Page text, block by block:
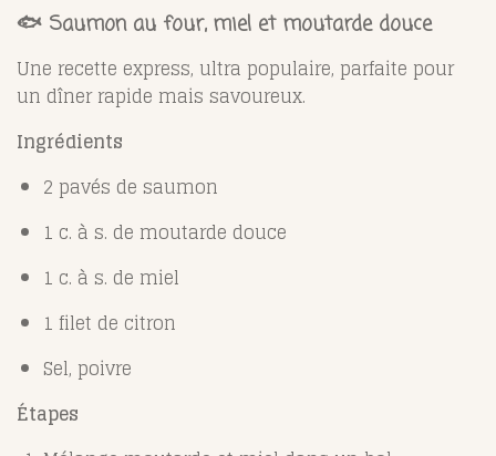
🐟 Saumon au four, miel et moutarde douce
Une recette express, ultra populaire, parfaite pour
un dîner rapide mais savoureux.
Ingrédients
2 pavés de saumon
1 c. à s. de moutarde douce
1 c. à s. de miel
1 filet de citron
Sel, poivre
Étapes